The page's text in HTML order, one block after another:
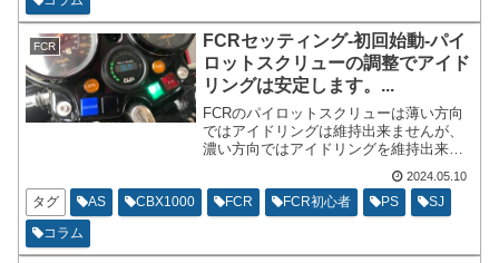
FCR
FCRセッティング-初回始動-パイ
ロットスクリューの調整でアイド
リングは安定します。...
FCRのパイロットスクリューは薄い方向
ではアイドリングは維持出来ませんが、
濃い方向ではアイドリングを維持出来ま
はなくて多少のレーシングをすると10秒
程度は維持をします。スロットルを捻ら
ない場合はそのままガス欠のような症状
2024.05.10
タグ AS CBX1000 FCR FCR初心者 PS
SJ
コラム